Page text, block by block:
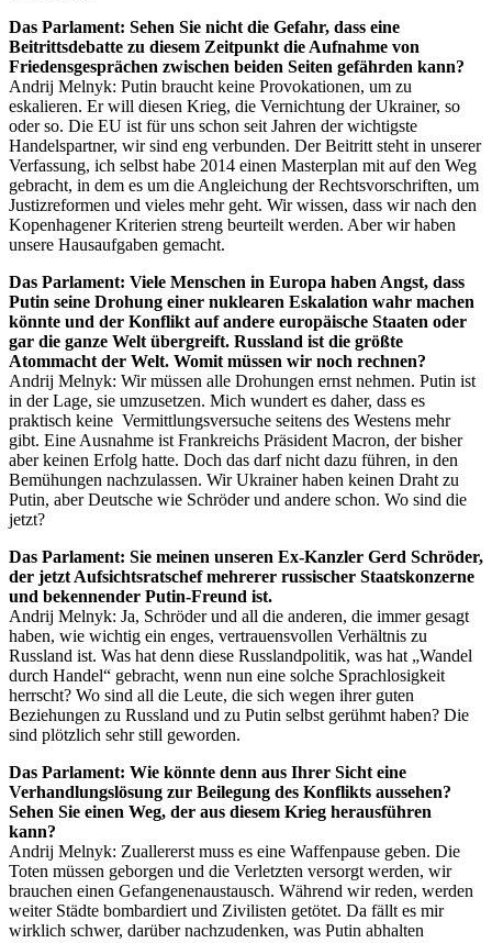
Das Parlament: Sehen Sie nicht die Gefahr, dass eine
Beitrittsdebatte zu diesem Zeitpunkt die Aufnahme von
Friedensgesprächen zwischen beiden Seiten gefährden kann?
Andrij Melnyk: Putin braucht keine Provokationen, um zu
eskalieren. Er will diesen Krieg, die Vernichtung der Ukrainer, so
oder so. Die EU ist für uns schon seit Jahren der wichtigste
Handelspartner, wir sind eng verbunden. Der Beitritt steht in unserer
Verfassung, ich selbst habe 2014 einen Masterplan mit auf den Weg
gebracht, in dem es um die Angleichung der Rechtsvorschriften, um
Justizreformen und vieles mehr geht. Wir wissen, dass wir nach den
Kopenhagener Kriterien streng beurteilt werden. Aber wir haben
unsere Hausaufgaben gemacht.
Das Parlament: Viele Menschen in Europa haben Angst, dass
Putin seine Drohung einer nuklearen Eskalation wahr machen
könnte und der Konflikt auf andere europäische Staaten oder
gar die ganze Welt übergreift. Russland ist die größte
Atommacht der Welt. Womit müssen wir noch rechnen?
Andrij Melnyk: Wir müssen alle Drohungen ernst nehmen. Putin ist
in der Lage, sie umzusetzen. Mich wundert es daher, dass es
praktisch keine Vermittlungsversuche seitens des Westens mehr
gibt. Eine Ausnahme ist Frankreichs Präsident Macron, der bisher
aber keinen Erfolg hatte. Doch das darf nicht dazu führen, in den
Bemühungen nachzulassen. Wir Ukrainer haben keinen Draht zu
Putin, aber Deutsche wie Schröder und andere schon. Wo sind die
jetzt?
Das Parlament: Sie meinen unseren Ex-Kanzler Gerd Schröder,
der jetzt Aufsichtsratschef mehrerer russischer Staatskonzerne
und bekennender Putin-Freund ist.
Andrij Melnyk: Ja, Schröder und all die anderen, die immer gesagt
haben, wie wichtig ein enges, vertrauensvollen Verhältnis zu
Russland ist. Was hat denn diese Russlandpolitik, was hat „Wandel
durch Handel“ gebracht, wenn nun eine solche Sprachlosigkeit
herrscht? Wo sind all die Leute, die sich wegen ihrer guten
Beziehungen zu Russland und zu Putin selbst gerühmt haben? Die
sind plötzlich sehr still geworden.
Das Parlament: Wie könnte denn aus Ihrer Sicht eine
Verhandlungslösung zur Beilegung des Konflikts aussehen?
Sehen Sie einen Weg, der aus diesem Krieg herausführen
kann?
Andrij Melnyk: Zuallererst muss es eine Waffenpause geben. Die
Toten müssen geborgen und die Verletzten versorgt werden, wir
brauchen einen Gefangenenaustausch. Während wir reden, werden
weiter Städte bombardiert und Zivilisten getötet. Da fällt es mir
wirklich schwer, darüber nachzudenken, was Putin abhalten